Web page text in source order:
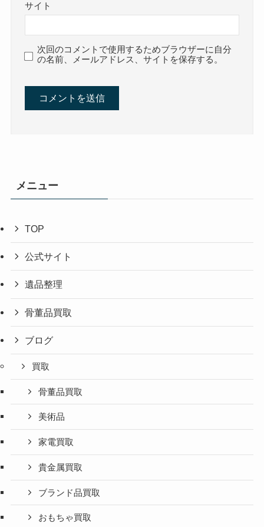
サイト
次回のコメントで使用するためブラウザーに自分
の名前、メールアドレス、サイトを保存する。
メニュー
TOP
公式サイト
遺品整理
骨董品買取
ブログ
買取
骨董品買取
美術品
家電買取
貴金属買取
ブランド品買取
おもちゃ買取